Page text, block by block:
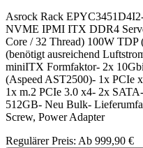
Asrock Rack
NVME IPMI ITX DDR4
Core / 32 Thread) 100W
(benötigt ausreichend
miniITX Formfaktor- 2x
(Aspeed AST2500)- 1x
1x m.2 PCIe 3.0 x4- 2x
512GB- Neu Bulk-
Screw, Power Adapter
Regulärer Preis: Ab 999,90 €